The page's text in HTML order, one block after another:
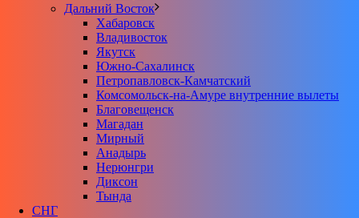
Дальний Восток
Хабаровск
Владивосток
Якутск
Южно-Сахалинск
Петропавловск-Камчатский
Комсомольск-на-Амуре внутренние вылеты
Благовещенск
Магадан
Мирный
Анадырь
Нерюнгри
Диксон
Тында
СНГ